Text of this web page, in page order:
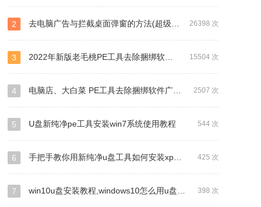
26398 次
2 去电脑广告与拦截桌面弹窗的方法(超级实用)
15504 次
3 2022年新版老毛桃PE工具去除捆绑软件广告的方法（独家首发）
2507 次
4 电脑店、大白菜 PE工具去除捆绑软件广告的方法
544 次
5 U盘新纯净pe工具安装win7系统使用教程
425 次
6 手把手教你用新纯净u盘工具如何安装xp系统
398 次
7 win10u盘安装教程,windows10怎么用u盘新纯净pe安装